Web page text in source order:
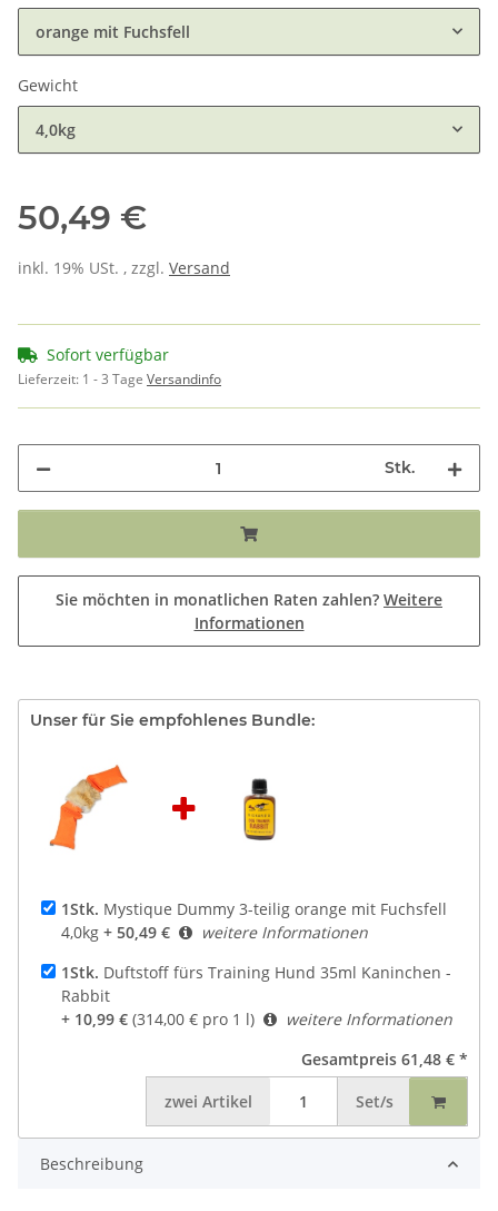
orange mit Fuchsfell
Gewicht
4,0kg
50,49 €
inkl. 19% USt. , zzgl. Versand
Sofort verfügbar
Lieferzeit: 1 - 3 Tage Versandinfo
Stk.
Sie möchten in monatlichen Raten zahlen? Weitere
Informationen
Unser für Sie empfohlenes Bundle:
1Stk. Mystique Dummy 3-teilig orange mit Fuchsfell
4,0kg + 50,49 €
weitere Informationen
1Stk. Duftstoff fürs Training Hund 35ml Kaninchen -
Rabbit
+ 10,99 € (314,00 € pro 1 l)
weitere Informationen
Gesamtpreis 61,48 € *
zwei Artikel Set/s
Beschreibung